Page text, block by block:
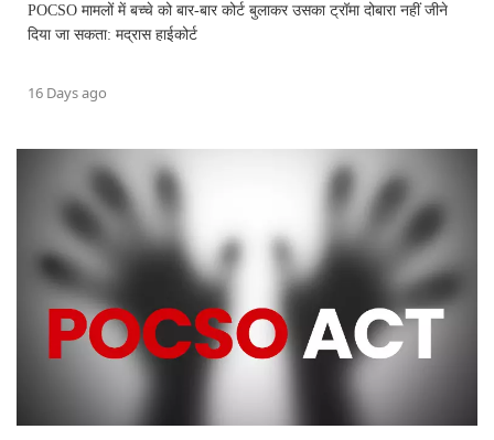
POCSO मामलों में बच्चे को बार-बार कोर्ट बुलाकर उसका ट्रॉमा दोबारा नहीं जीने
दिया जा सकता: मद्रास हाईकोर्ट
16 Days ago